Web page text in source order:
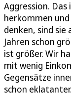
Aggression. Das
herkommen
denken, sind sie
Jahren schon
ist größer. Wir
mit wenig
Gegensätze
schon eklatanter.